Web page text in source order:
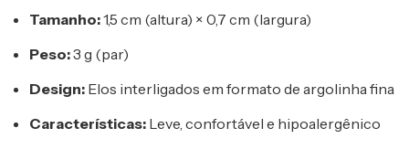
Tamanho:1,5 cm (altura) × 0,7 cm (largura)
Peso:3 g (par)
Design: Elos interligados em formato de argolinha fina
Características: Leve, confortável e hipoalergênico